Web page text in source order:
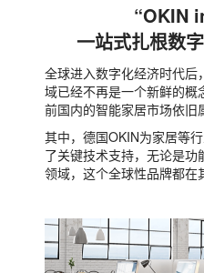
“OKIN
一站式扎根数
全球进入数字化经济时代后
域已经不再是一个新鲜的概
前国内的智能家居市场依旧
其中，德国OKIN为家居等
了关键技术支持，无论是
领域，这个全球性品牌都在